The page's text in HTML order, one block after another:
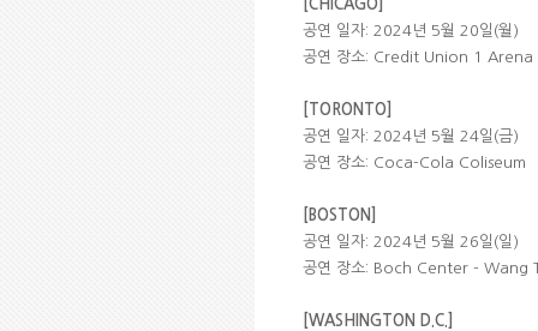
[CHICAGO]
공연 일자: 2024년 5월 20일(월)
공연 장소: Credit Union 1 Arena
[TORONTO]
공연 일자: 2024년 5월 24일(금)
공연 장소: Coca-Cola Coliseum
[BOSTON]
공연 일자: 2024년 5월 26일(일)
공연 장소: Boch Center - Wang
[WASHINGTON D.C.]